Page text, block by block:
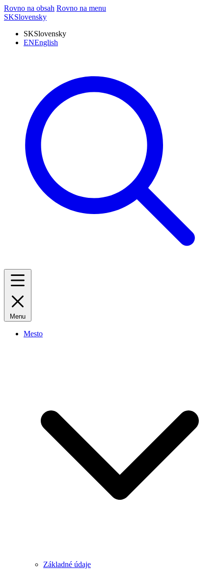
Rovno na obsah Rovno na menu
SKSlovensky
SKSlovensky
ENEnglish
Menu
Mesto
Základné údaje